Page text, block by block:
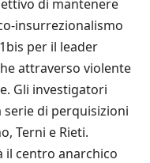
di mantenere
insurrezionalismo
per il leader
attraverso violente
Gli investigatori
di perquisizioni
Terni e Rieti.
il centro anarchico